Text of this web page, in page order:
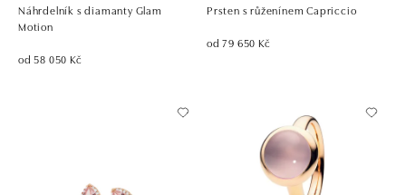
Náhrdelník s diamanty Glam
Motion
od 58 050 Kč
Prsten s růženínem Capriccio
od 79 650 Kč